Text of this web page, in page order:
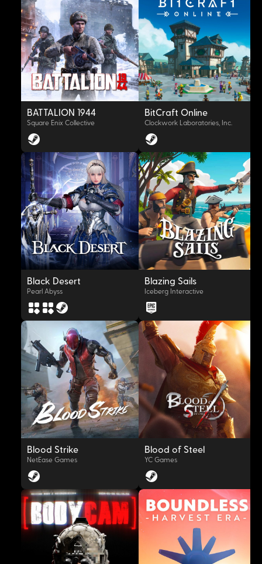
OYNAT OYNAT
OYNAT
BATTALION 1944
Square Enix Collective
OYNAT
BitCraft Online
Clockwork Laboratories, Inc.
OYNAT
Black Desert
Pearl Abyss
OYNAT
Blazing Sails
Iceberg Interactive
OYNAT
Blood Strike
NetEase Games
OYNAT
Blood of Steel
YC Games